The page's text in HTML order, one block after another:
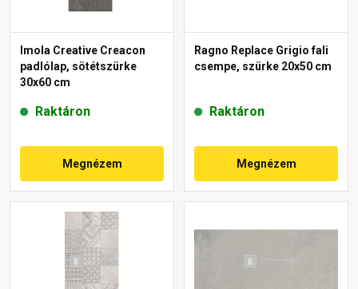
Imola Creative Creacon
padlólap, sötétszürke
30x60 cm
Raktáron
Megnézem
Ragno Replace Grigio fali
csempe, szürke 20x50 cm
Raktáron
Megnézem